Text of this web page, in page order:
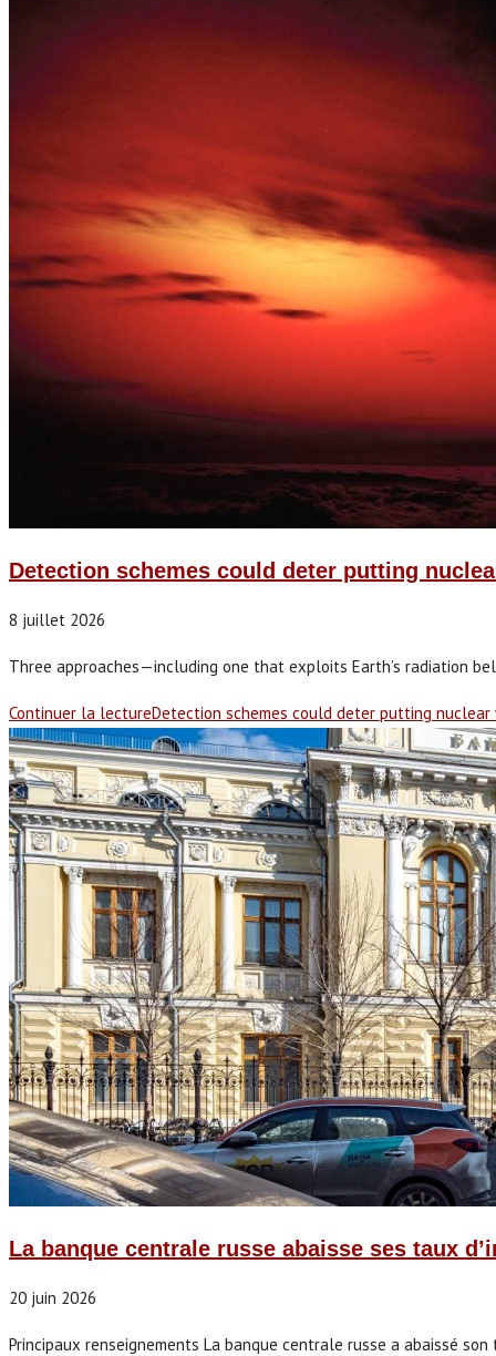
Detection schemes could deter putting
8 juillet 2026
Three approaches—including one that exploits Earth’s radiation
Continuer la lectureDetection schemes could deter putting nuclear
La banque centrale russe abaisse ses taux
20 juin 2026
Principaux renseignements La banque centrale russe a abaissé